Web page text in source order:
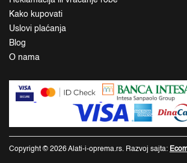
Kako kupovati
Uslovi plaćanja
Blog
O nama
Copyright © 2026 Alati-i-oprema.rs. Razvoj sajta: